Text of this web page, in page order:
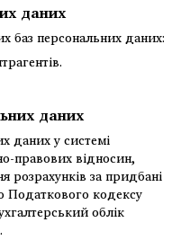
даних
баз персональних даних:
даних
даних у системі
правових відносин,
розрахунків за придбані
Податкового кодексу
облік